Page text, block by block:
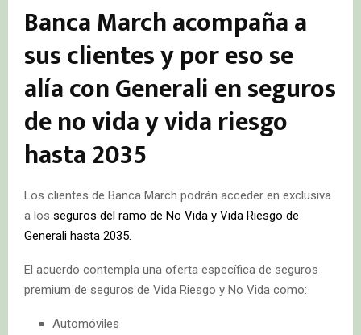
Banca March acompaña a
sus clientes y por eso se
alía con Generali en seguros
de no vida y vida riesgo
hasta 2035
Los clientes de Banca March podrán acceder en exclusiva
a los seguros del ramo de No Vida y Vida Riesgo de
Generali hasta 2035.
El acuerdo contempla una oferta específica de seguros
premium de seguros de Vida Riesgo y No Vida como:
Automóviles